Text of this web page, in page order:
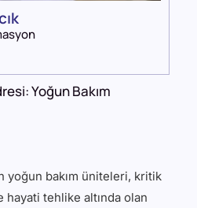
Yoğun Bakım
yoğun bakım üniteleri, kritik
hayati tehlike altında olan